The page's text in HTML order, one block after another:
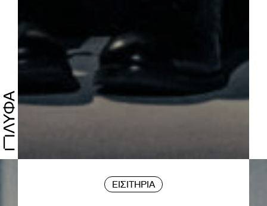
ΕΙΣΙΤΗΡΙΑ